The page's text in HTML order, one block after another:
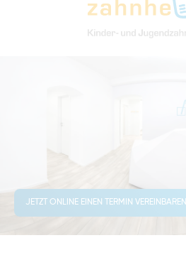
JETZT ONLINE EINEN TERMIN VEREINBAREN